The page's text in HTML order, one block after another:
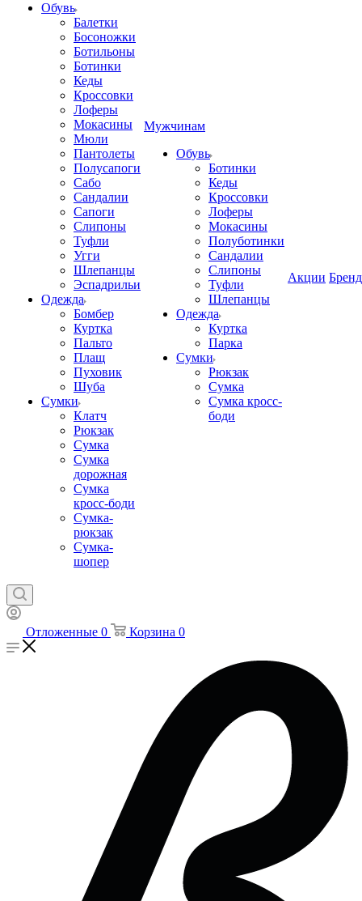
Обувь
Балетки
Босоножки
Ботильоны
Ботинки
Кеды
Кроссовки
Лоферы
Мокасины
Мюли
Пантолеты
Полусапоги
Сабо
Сандалии
Сапоги
Слипоны
Туфли
Угги
Шлепанцы
Эспадрильи
Одежда
Бомбер
Куртка
Пальто
Плащ
Пуховик
Шуба
Сумки
Клатч
Рюкзак
Сумка
Сумка
дорожная
Сумка
кросс-боди
Сумка-
рюкзак
Сумка-
шопер
Мужчинам
Обувь
Ботинки
Кеды
Кроссовки
Лоферы
Мокасины
Полуботинки
Сандалии
Слипоны
Туфли
Шлепанцы
Одежда
Куртка
Парка
Сумки
Рюкзак
Сумка
Сумка кросс-
боди
Акции
Отложенные 0 Корзина 0